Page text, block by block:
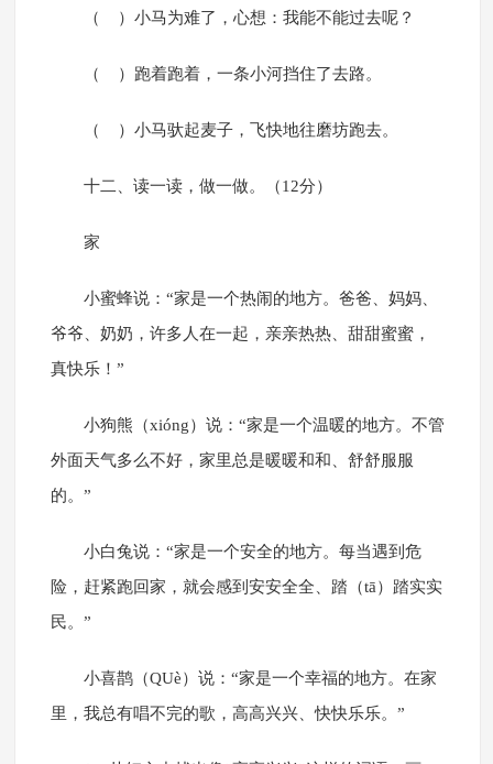
（ ）小马为难了，心想：我能不能过去呢？
（ ）跑着跑着，一条小河挡住了去路。
（ ）小马驮起麦子，飞快地往磨坊跑去。
十二、读一读，做一做。（12分）
家
小蜜蜂说：“家是一个热闹的地方。爸爸、妈妈、
爷爷、奶奶，许多人在一起，亲亲热热、甜甜蜜蜜，
真快乐！”
小狗熊（xióng）说：“家是一个温暖的地方。不管
外面天气多么不好，家里总是暖暖和和、舒舒服服
的。”
小白兔说：“家是一个安全的地方。每当遇到危
险，赶紧跑回家，就会感到安安全全、踏（tā）踏实实
民。”
小喜鹊（QUè）说：“家是一个幸福的地方。在家
里，我总有唱不完的歌，高高兴兴、快快乐乐。”